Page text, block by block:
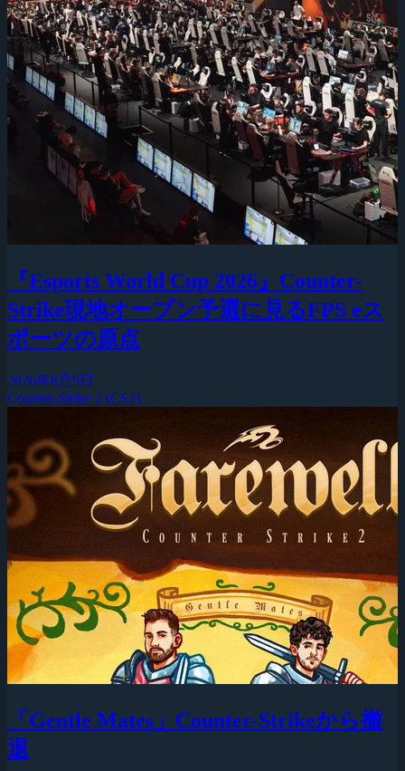
『Esports World Cup 2026』Counter-
Strike現地オープン予選に見るFPS eス
ポーツの原点
2026年8月9日
Counter-Strike 2 (CS2)
「Gentle Mates」Counter-Strikeから撤
退